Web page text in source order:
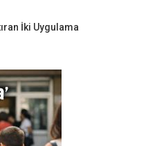
İki Uygulama